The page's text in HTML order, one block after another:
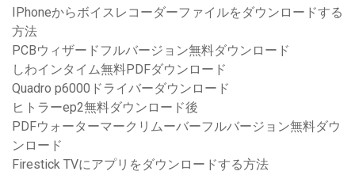
IPhoneからボイスレコーダーファイルをダウンロードする
方法
PCBウィザードフルバージョン無料ダウンロード
しわインタイム無料PDFダウンロード
Quadro p6000ドライバーダウンロード
ヒトラーep2無料ダウンロード後
PDFウォーターマークリムーバーフルバージョン無料ダウ
ンロード
Firestick TVにアプリをダウンロードする方法